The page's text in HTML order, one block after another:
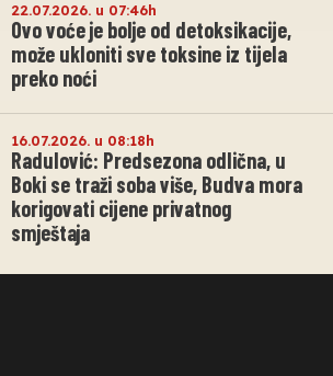
22.07.2026. u 07:46h
Ovo voće je bolje od detoksikacije,
može ukloniti sve toksine iz tijela
preko noći
16.07.2026. u 08:18h
Radulović: Predsezona odlična, u
Boki se traži soba više, Budva mora
korigovati cijene privatnog
smještaja